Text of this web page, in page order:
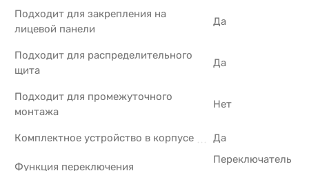
Подходит для закрепления на
лицевой панели
Да
Подходит для распределительного
щита
Да
Подходит для промежуточного
монтажа
Нет
Комплектное устройство в корпусе Да
Функция переключения
Переключатель